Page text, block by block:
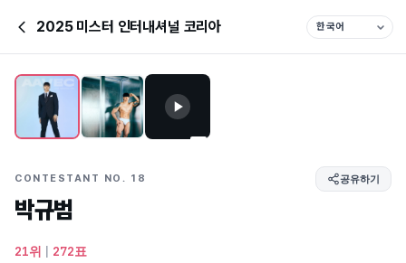
2025 미스터 인터내셔널 코리아
CONTESTANT NO. 18 공유하기
박규범
21위 | 272표